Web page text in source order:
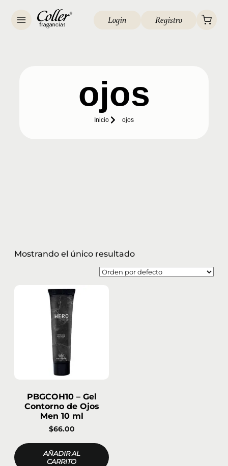
Login Registro
ojos
Inicio ojos
Mostrando el único resultado
PBGCOH10 – Gel
Contorno de Ojos
Men 10 ml
$66.00
AÑADIR AL
CARRITO